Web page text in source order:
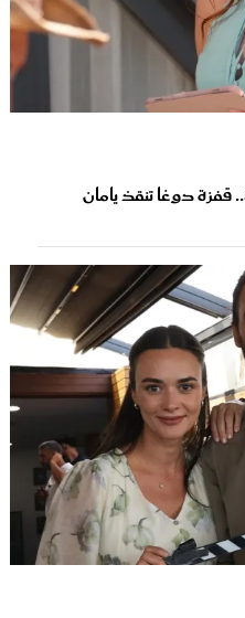
مسلسل قانون الطبيعة الحلقة 8.. قفزة دوغا تنقذ يامان